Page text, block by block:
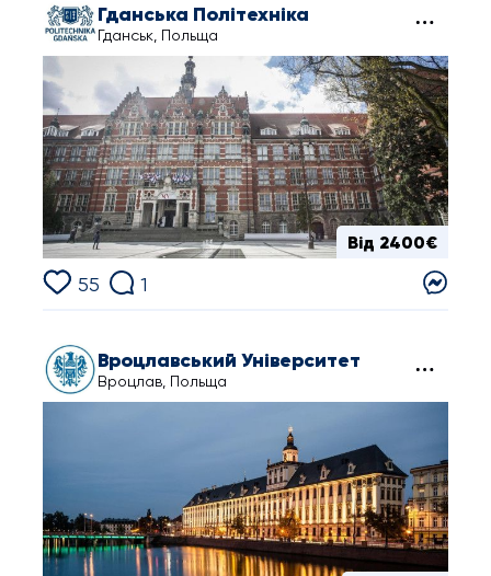
Гданська Політехніка
Гданськ, Польща
Від 2400€
55 1
Вроцлавський Університет
Вроцлав, Польща